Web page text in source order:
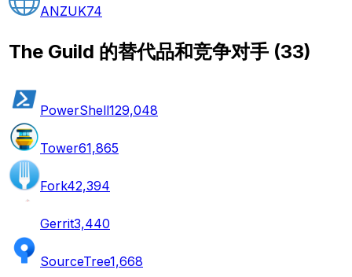
ANZUK74
The Guild 的替代品和竞争对手 (33)
PowerShell129,048
Tower61,865
Fork42,394
Gerrit3,440
SourceTree1,668